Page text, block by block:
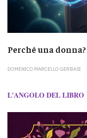
Perché una donna?
DOMENICO MARCELLO GERBASI
L'ANGOLO DEL LIBRO